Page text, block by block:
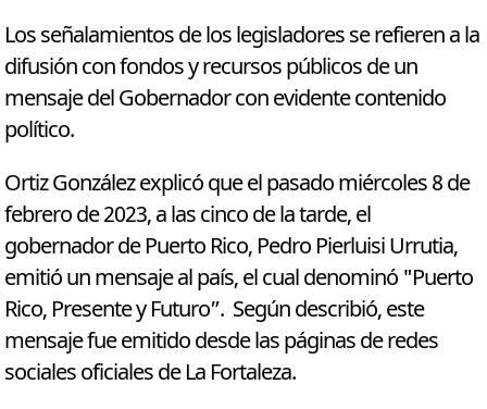
Los señalamientos de los legisladores se refieren a la
difusión con fondos y recursos públicos de un
mensaje del Gobernador con evidente contenido
político.
Ortiz González explicó que el pasado miércoles 8 de
febrero de 2023, a las cinco de la tarde, el
gobernador de Puerto Rico, Pedro Pierluisi Urrutia,
emitió un mensaje al país, el cual denominó "Puerto
Rico, Presente y Futuro”. Según describió, este
mensaje fue emitido desde las páginas de redes
sociales oficiales de La Fortaleza.